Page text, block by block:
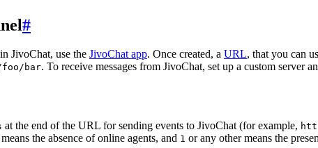
#
JivoChat, use the JivoChat app. Once created, a URL, that you can
bar. To receive messages from JivoChat, set up a custom server
at the end of the URL for sending events to JivoChat (for example,
means the absence of online agents, and 1 or any other means the